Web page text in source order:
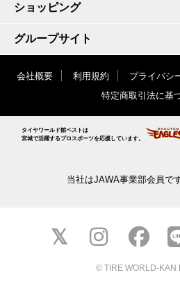
ショッピング
グループサイト
会社概要 利用規約 プライバシ
特定商取引法に基
タイヤワールド館ベストは
宮城で活躍するプロスポーツを応援しています。
当社はJAWA事業部会員で
© TIRE WORLD-KAN